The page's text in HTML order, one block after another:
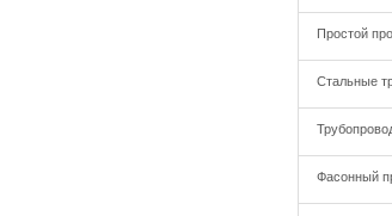
Простой
Стальные
Фасонный